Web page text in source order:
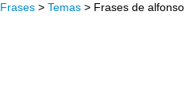
Frases > Temas > Frases de alfonso